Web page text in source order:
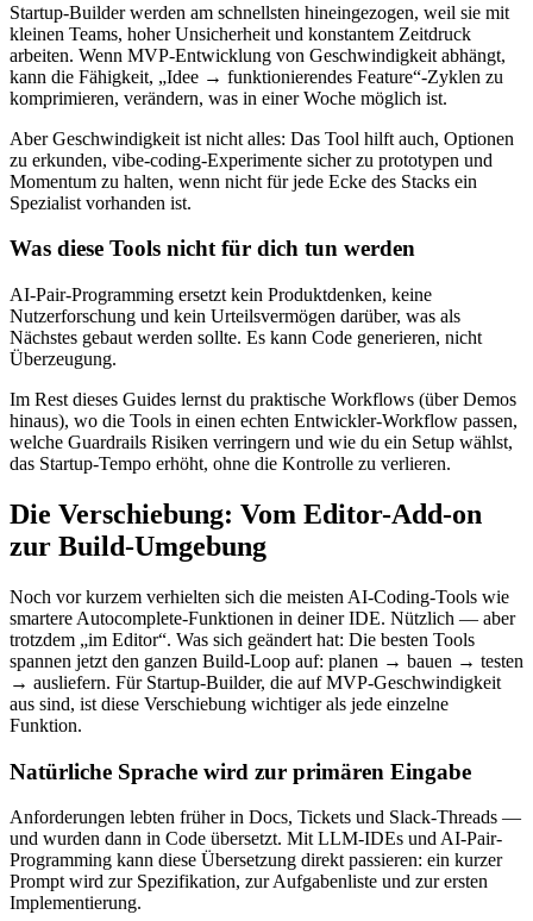
Startup-Builder werden am schnellsten hineingezogen, weil sie mit
kleinen Teams, hoher Unsicherheit und konstantem Zeitdruck
arbeiten. Wenn MVP-Entwicklung von Geschwindigkeit abhängt,
kann die Fähigkeit, „Idee → funktionierendes Feature“-Zyklen zu
komprimieren, verändern, was in einer Woche möglich ist.
Aber Geschwindigkeit ist nicht alles: Das Tool hilft auch, Optionen
zu erkunden, vibe-coding-Experimente sicher zu prototypen und
Momentum zu halten, wenn nicht für jede Ecke des Stacks ein
Spezialist vorhanden ist.
Was diese Tools nicht für dich tun werden
AI-Pair-Programming ersetzt kein Produktdenken, keine
Nutzerforschung und kein Urteilsvermögen darüber, was als
Nächstes gebaut werden sollte. Es kann Code generieren, nicht
Überzeugung.
Im Rest dieses Guides lernst du praktische Workflows (über Demos
hinaus), wo die Tools in einen echten Entwickler-Workflow passen,
welche Guardrails Risiken verringern und wie du ein Setup wählst,
das Startup-Tempo erhöht, ohne die Kontrolle zu verlieren.
Die Verschiebung: Vom Editor-Add-on
zur Build-Umgebung
Noch vor kurzem verhielten sich die meisten AI-Coding-Tools wie
smartere Autocomplete-Funktionen in deiner IDE. Nützlich — aber
trotzdem „im Editor“. Was sich geändert hat: Die besten Tools
spannen jetzt den ganzen Build-Loop auf: planen → bauen → testen
→ ausliefern. Für Startup-Builder, die auf MVP-Geschwindigkeit
aus sind, ist diese Verschiebung wichtiger als jede einzelne
Funktion.
Natürliche Sprache wird zur primären Eingabe
Anforderungen lebten früher in Docs, Tickets und Slack-Threads —
und wurden dann in Code übersetzt. Mit LLM-IDEs und AI-Pair-
Programming kann diese Übersetzung direkt passieren: ein kurzer
Prompt wird zur Spezifikation, zur Aufgabenliste und zur ersten
Implementierung.